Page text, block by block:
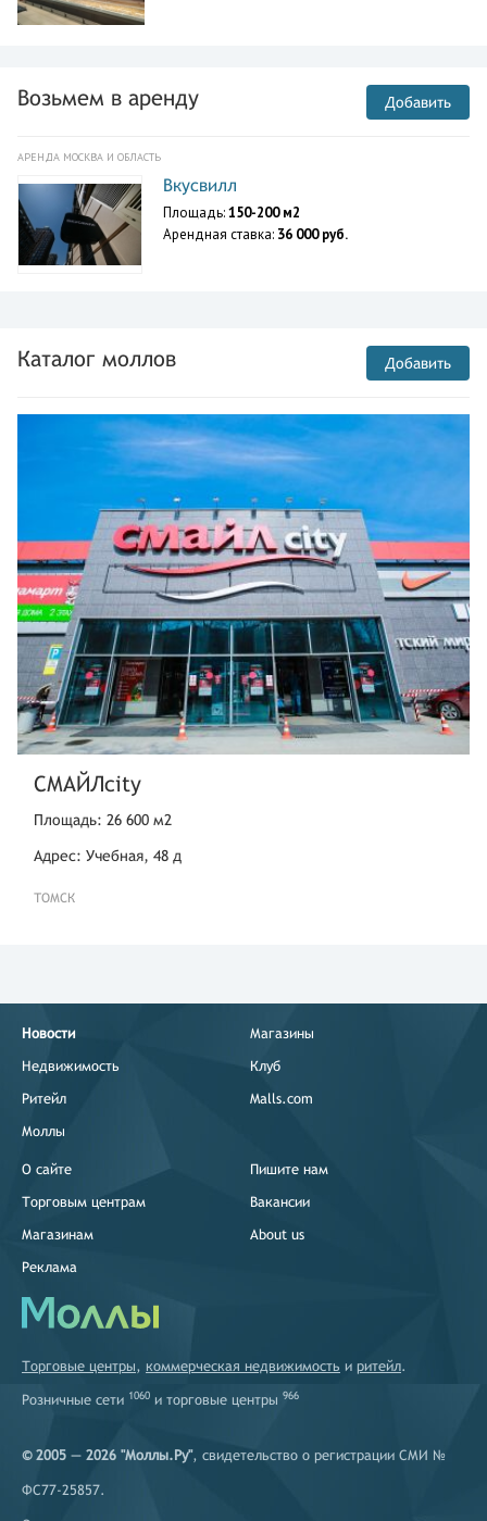
Возьмем в аренду Добавить
АРЕНДА МОСКВА И ОБЛАСТЬ
Вкусвилл
Площадь:150-200 м2
Арендная ставка: 36 000 руб.
Каталог моллов Добавить
СМАЙЛcity
Площадь: 26 600 м2
Адрес: Учебная, 48 д
ТОМСК
Новости
Недвижимость
Ритейл
Моллы
Магазины
Клуб
Malls.com
О сайте
Торговым центрам
Магазинам
Реклама
Пишите нам
Вакансии
About us
Торговые центры, коммерческая недвижимость и ритейл.
Розничные сети 1060 и торговые центры 966
© 2005 — 2026 "Моллы.Ру", свидетельство о регистрации СМИ №
ФС77-25857.